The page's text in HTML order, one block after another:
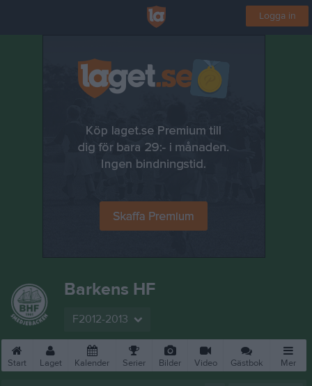
Logga in
Barkens HF
F2012-2013
Start Laget Kalender Serier Bilder Video Gästbok Mer